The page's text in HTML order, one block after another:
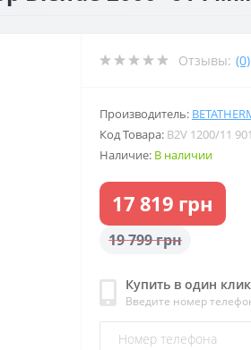
Отзывы: (0)
Производитель:
Код Товара: B2V 1200/11
Наличие: В наличии
17 819 грн
19 799 грн
Купить в один клик
Введите номер